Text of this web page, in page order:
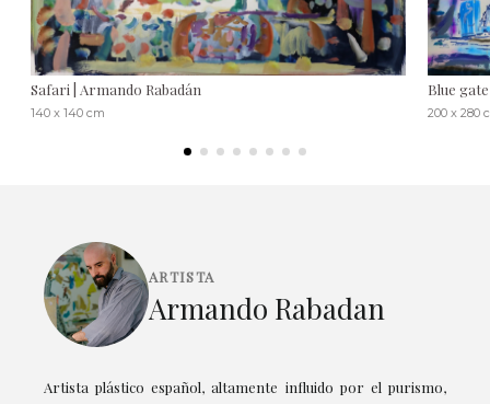
Safari | Armando Rabadán
140 x 140 cm
Blue
200 x 280
ARTISTA
Armando Rabadan
Artista plástico español, altamente influido por el purismo,